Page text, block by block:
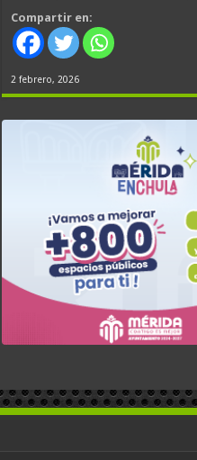
Compartir en:
2 febrero, 2026